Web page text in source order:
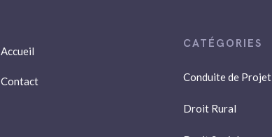
Accueil
Contact Conduite de Projet
Droit Rural